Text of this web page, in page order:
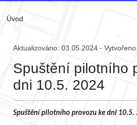
Úvod
Aktualizováno: 03.05.2024 -
Spuštění pilotního
dni 10.5. 2024
Spuštění pilotního provozu ke dni 10.5.